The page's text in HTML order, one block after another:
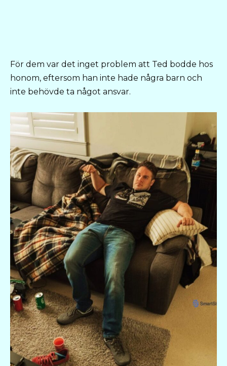
För dem var det inget problem att Ted bodde hos
honom, eftersom han inte hade några barn och
inte behövde ta något ansvar.